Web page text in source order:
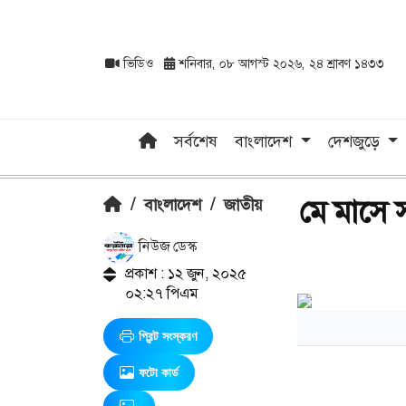
ভিডিও শনিবার, ০৮ আগস্ট ২০২৬, ২৪ শ্রাবণ ১৪৩৩
সর্বশেষ বাংলাদেশ দেশজুড়ে
/ বাংলাদেশ / জাতীয়
নিউজ ডেস্ক
প্রকাশ : ১২ জুন, ২০২৫
০২:২৭ পিএম
প্রিন্ট সংস্করণ
ফটো কার্ড
মে মাসে